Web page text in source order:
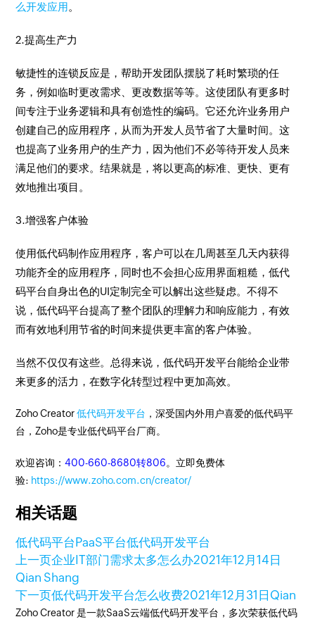
么开发应用。
2.提高生产力
敏捷性的连锁反应是，帮助开发团队摆脱了耗时繁琐的任
务，例如临时更改需求、更改数据等等。这使团队有更多时
间专注于业务逻辑和具有创造性的编码。它还允许业务用户
创建自己的应用程序，从而为开发人员节省了大量时间。这
也提高了业务用户的生产力，因为他们不必等待开发人员来
满足他们的要求。结果就是，将以更高的标准、更快、更有
效地推出项目。
3.增强客户体验
使用低代码制作应用程序，客户可以在几周甚至几天内获得
功能齐全的应用程序，同时也不会担心应用界面粗糙，低代
码平台自身出色的UI定制完全可以解出这些疑虑。不得不
说，低代码平台提高了整个团队的理解力和响应能力，有效
而有效地利用节省的时间来提供更丰富的客户体验。
当然不仅仅有这些。总得来说，低代码开发平台能给企业带
来更多的活力，在数字化转型过程中更加高效。
Zoho Creator低代码开发平台 ，深受国内外用户喜爱的低代码平
台，Zoho是专业低代码平台厂商。
欢迎咨询：400-660-8680转806。立即免费体
验: https://www.zoho.com.cn/creator/
相关话题
低代码平台 PaaS平台低代码开发平台
上一页企业IT部门需求太多怎么办2021年12月14日
Qian Shang
下一页低代码开发平台怎么收费2021年12月31日 Qian
Zoho Creator 是一款SaaS云端低代码开发平台，多次荣获低代码